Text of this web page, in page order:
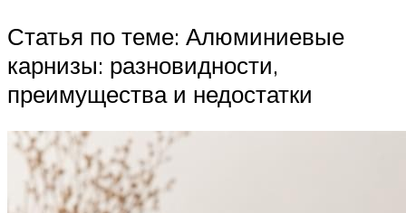
Статья по теме: Алюминиевые
карнизы: разновидности,
преимущества и недостатки